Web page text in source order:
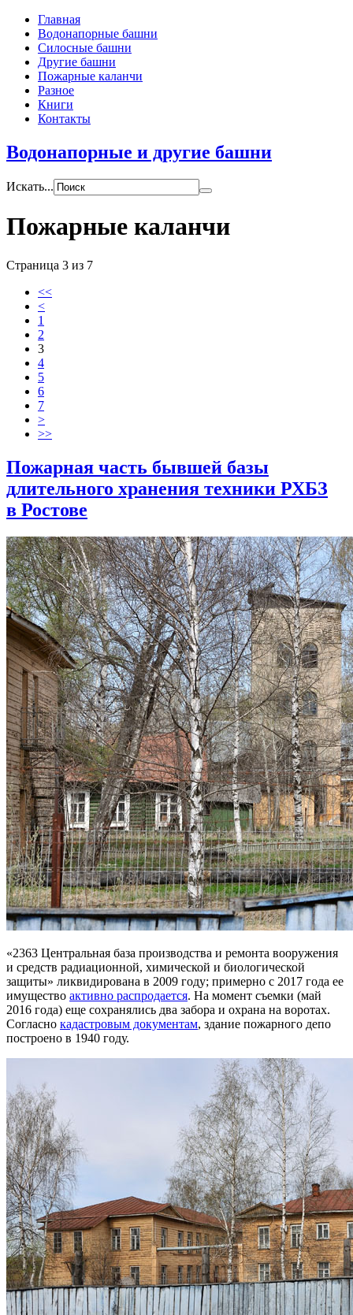
Главная
Водонапорные башни
Силосные башни
Другие башни
Пожарные каланчи
Разное
Книги
Контакты
Водонапорные и другие башни
Искать...
Пожарные каланчи
Страница 3 из 7
<<
<
1
2
3
4
5
6
7
>
>>
Пожарная часть бывшей базы
длительного хранения техники РХБЗ
в Ростове
«2363 Центральная база производства и ремонта вооружения
и средств радиационной, химической и биологической
защиты» ликвидирована в 2009 году; примерно с 2017 года ее
имущество активно распродается. На момент съемки (май
2016 года) еще сохранялись два забора и охрана на воротах.
Согласно кадастровым документам, здание пожарного депо
построено в 1940 году.